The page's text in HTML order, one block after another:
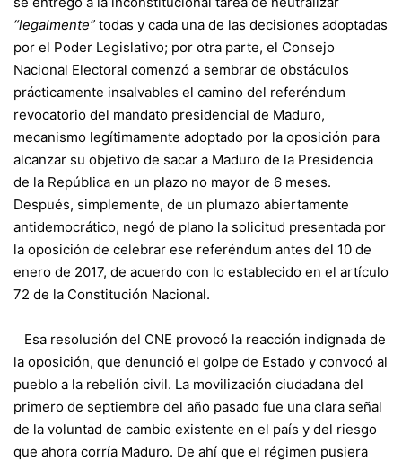
“legalmente” todas y cada una de las decisiones adoptadas
por el Poder Legislativo; por otra parte, el Consejo
Nacional Electoral comenzó a sembrar de obstáculos
prácticamente insalvables el camino del referéndum
revocatorio del mandato presidencial de Maduro,
mecanismo legítimamente adoptado por la oposición para
alcanzar su objetivo de sacar a Maduro de la Presidencia
de la República en un plazo no mayor de 6 meses.
Después, simplemente, de un plumazo abiertamente
antidemocrático, negó de plano la solicitud presentada por
la oposición de celebrar ese referéndum antes del 10 de
enero de 2017, de acuerdo con lo establecido en el artículo
72 de la Constitución Nacional.
Esa resolución del CNE provocó la reacción indignada de
la oposición, que denunció el golpe de Estado y convocó al
pueblo a la rebelión civil. La movilización ciudadana del
primero de septiembre del año pasado fue una clara señal
de la voluntad de cambio existente en el país y del riesgo
que ahora corría Maduro. De ahí que el régimen pusiera